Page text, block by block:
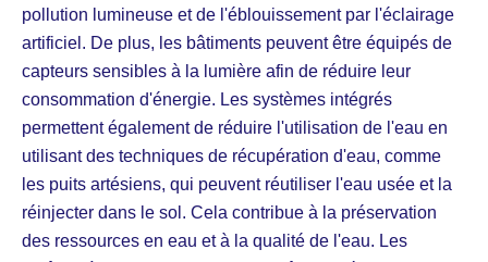
pollution lumineuse et de l'éblouissement par l'éclairage
artificiel. De plus, les bâtiments peuvent être équipés de
capteurs sensibles à la lumière afin de réduire leur
consommation d'énergie. Les systèmes intégrés
permettent également de réduire l'utilisation de l'eau en
utilisant des techniques de récupération d'eau, comme
les puits artésiens, qui peuvent réutiliser l'eau usée et la
réinjecter dans le sol. Cela contribue à la préservation
des ressources en eau et à la qualité de l'eau. Les